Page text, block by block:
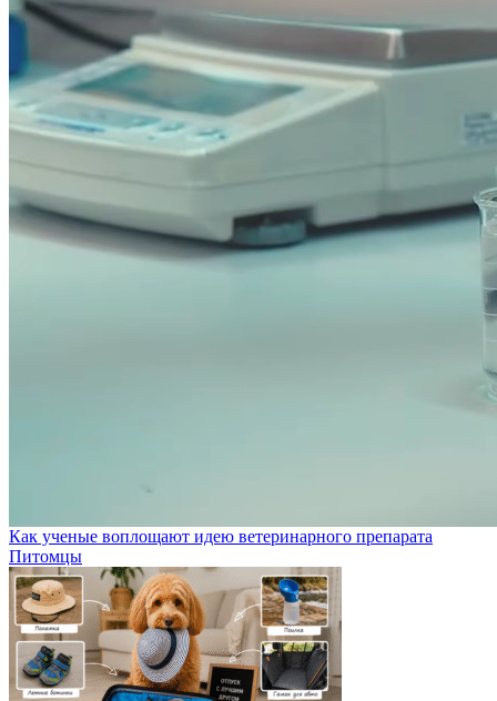
Как ученые воплощают идею ветеринарного препарата
Питомцы